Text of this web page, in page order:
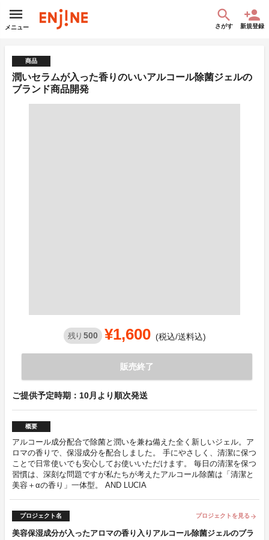
メニュー さがす 新規登録
商品
潤いセラムが入った香りのいいアルコール除菌ジェルの
ブランド商品開発
残り 500 ¥1,600 (税込/送料込)
販売終了
ご提供予定時期：10月より順次発送
概要
アルコール成分配合で除菌と潤いを兼ね備えた全く新しいジェル。ア
ロマの香りで、保湿成分を配合しました。 手にやさしく、清潔に保つ
ことで日常使いでも安心してお使いいただけます。 毎日の清潔を保つ
習慣は、深刻な問題ですが私たちが考えたアルコール除菌は「清潔と
美容＋αの香り」一体型。 AND LUCIA
プロジェクト名 プロジェクトを見る arrow_forward
美容保湿成分が入ったアロマの香り入りアルコール除菌ジェルのブラ